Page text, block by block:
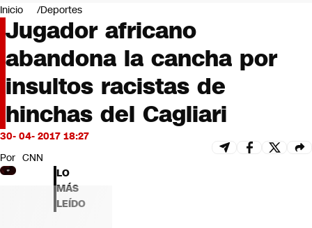
Negocios
Deportes
Programas completos
Cultura
Servicios
Bits
CNN tiempo
Futuro 360
Inicio Deportes
Jugador africano
abandona la cancha por
insultos racistas de
hinchas del Cagliari
30- 04- 2017 18:27
Por CNN
LO
MÁS
LEÍDO